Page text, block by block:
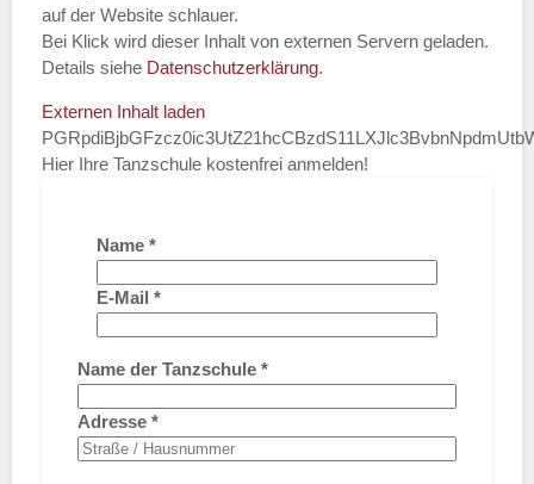
auf der Website schlauer.
Bei Klick wird dieser Inhalt von externen Servern geladen.
Details siehe Datenschutzerklärung.
Externen Inhalt laden
Hier Ihre Tanzschule kostenfrei anmelden!
Name *
E-Mail *
Name der Tanzschule *
Adresse *